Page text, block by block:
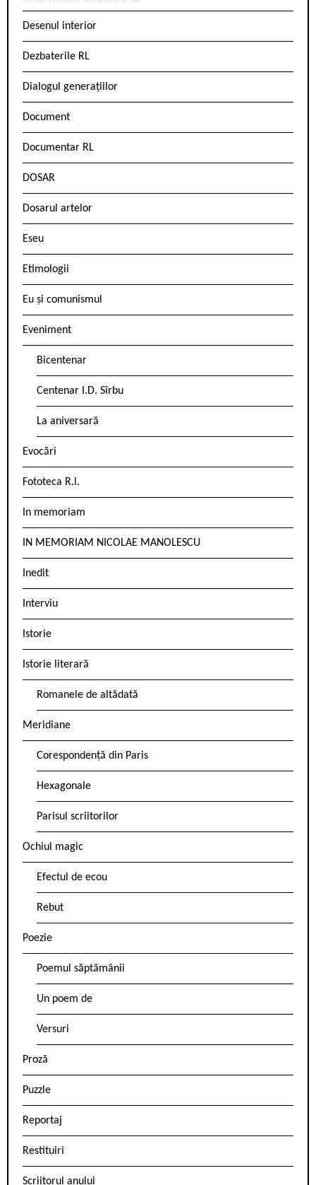
Desenul interior
Dezbaterile RL
Dialogul generațiilor
Document
Documentar RL
DOSAR
Dosarul artelor
Eseu
Etimologii
Eu și comunismul
Eveniment
Bicentenar
Centenar I.D. Sîrbu
La aniversară
Evocări
Fototeca R.l.
In memoriam
IN MEMORIAM NICOLAE MANOLESCU
Inedit
Interviu
Istorie
Istorie literară
Romanele de altădată
Meridiane
Corespondență din Paris
Hexagonale
Parisul scriitorilor
Ochiul magic
Efectul de ecou
Rebut
Poezie
Poemul săptămânii
Un poem de
Versuri
Proză
Puzzle
Reportaj
Restituiri
Scriitorul anului